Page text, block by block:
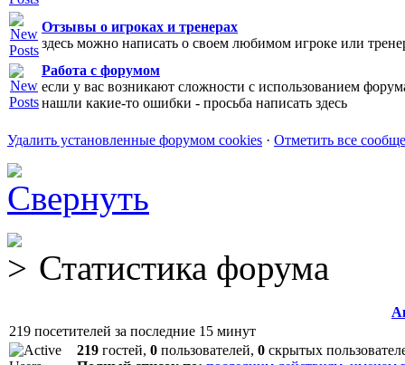
Отзывы о игроках и тренерах
здесь можно написать о своем любимом игроке или
Работа с форумом
если у вас возникают сложности с использованием
нашли какие-то ошибки - просьба написать здесь
Удалить установленные форумом cookies · Отметить все
Статистика форума
219 посетителей за последние 15 минут
219 гостей, 0 пользователей, 0 скрытых